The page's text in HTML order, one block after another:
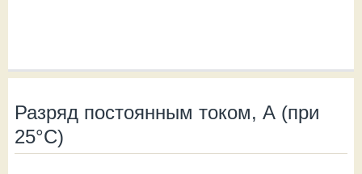
Разряд постоянным током, А (при
25°С)